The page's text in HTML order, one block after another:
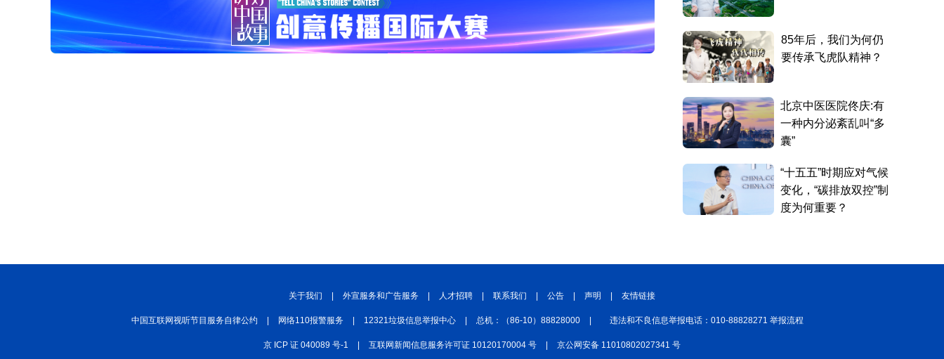
关于我们 外宣服务和广告服务 人才招聘 联系我们 公告 声明 友情链接
中国互联网视听节目服务自律公约 网络110报警服务 12321垃圾信息举报中心 总机：（86-10）88828000 违法和不良信息举报电话：010-88828271 举报流程
京 ICP 证 040089 号-1 互联网新闻信息服务许可证 10120170004 号 京公网安备 11010802027341 号